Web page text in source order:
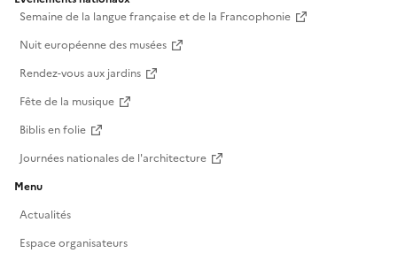
Semaine de la langue française et de la Francophonie
Nuit européenne des musées
Rendez-vous aux jardins
Fête de la musique
Biblis en folie
Journées nationales de l'architecture
Menu
Actualités
Espace organisateurs